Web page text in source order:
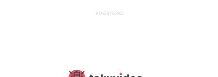
ADVERTISING